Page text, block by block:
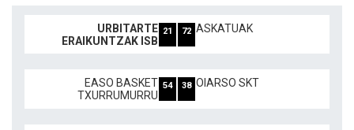
URBITARTE
ERAIKUNTZAK ISB
21 72 ASKATUAK
EASO BASKET
TXURRUMURRU
54 38 OIARSO SKT